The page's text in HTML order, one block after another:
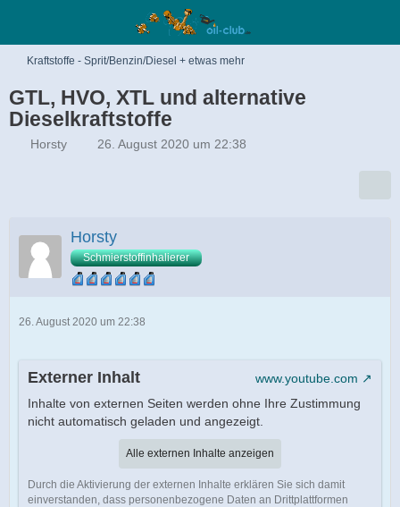
Kraftstoffe - Sprit/Benzin/Diesel + etwas mehr
GTL, HVO, XTL und alternative
Dieselkraftstoffe
Horsty 26. August 2020 um 22:38
Horsty
Schmierstoffinhalierer
26. August 2020 um 22:38
Externer Inhalt
www.youtube.com
Inhalte von externen Seiten werden ohne Ihre Zustimmung
nicht automatisch geladen und angezeigt.
Alle externen Inhalte anzeigen
Durch die Aktivierung der externen Inhalte erklären Sie sich damit
einverstanden, dass personenbezogene Daten an Drittplattformen